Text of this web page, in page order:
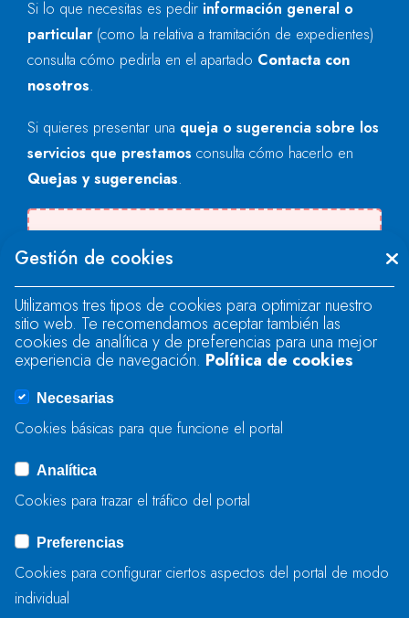
Si lo que necesitas es pedir información general o
particular (como la relativa a tramitación de expedientes)
consulta cómo pedirla en el apartado Contacta con
nosotros.
Si quieres presentar una queja o sugerencia sobre los
servicios que prestamos consulta cómo hacerlo en
Quejas y sugerencias.
"text".
Se produjo un error al cargar el campo
"text".
Se produjo un error al cargar el campo
ENVIAR
Gestión de cookies
Utilizamos tres tipos de cookies para optimizar nuestro
sitio web. Te recomendamos aceptar también las
cookies de analítica y de preferencias para una mejor
experiencia de navegación. Política de cookies
Necesarias
Cookies básicas para que funcione el portal
Analítica
Cookies para trazar el tráfico del portal
Preferencias
Cookies para configurar ciertos aspectos del portal de modo
individual